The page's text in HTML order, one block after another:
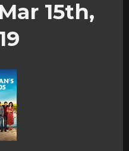
Mar 15th,